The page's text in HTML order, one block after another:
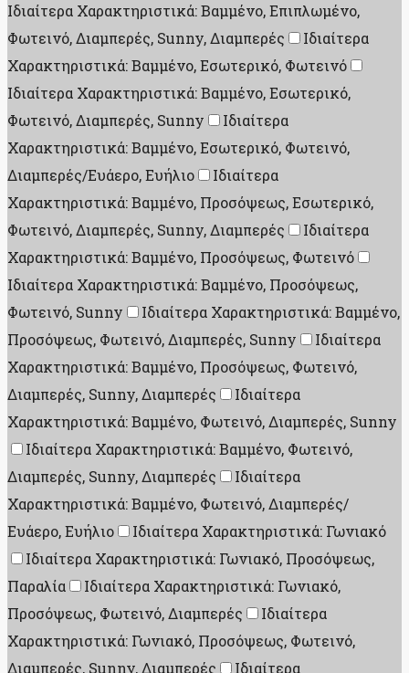
Ιδιαίτερα Χαρακτηριστικά: Βαμμένο, Επιπλωμένο,
Φωτεινό, Διαμπερές, Sunny, Διαμπερές
Ιδιαίτερα
Χαρακτηριστικά: Βαμμένο, Εσωτερικό, Φωτεινό
Ιδιαίτερα Χαρακτηριστικά: Βαμμένο, Εσωτερικό,
Φωτεινό, Διαμπερές, Sunny
Ιδιαίτερα
Χαρακτηριστικά: Βαμμένο, Εσωτερικό, Φωτεινό,
Διαμπερές/Ευάερο, Ευήλιο
Ιδιαίτερα
Χαρακτηριστικά: Βαμμένο, Προσόψεως, Εσωτερικό,
Φωτεινό, Διαμπερές, Sunny, Διαμπερές
Ιδιαίτερα
Χαρακτηριστικά: Βαμμένο, Προσόψεως, Φωτεινό
Ιδιαίτερα Χαρακτηριστικά: Βαμμένο, Προσόψεως,
Φωτεινό, Sunny
Ιδιαίτερα Χαρακτηριστικά: Βαμμένο,
Προσόψεως, Φωτεινό, Διαμπερές, Sunny
Ιδιαίτερα
Χαρακτηριστικά: Βαμμένο, Προσόψεως, Φωτεινό,
Διαμπερές, Sunny, Διαμπερές
Ιδιαίτερα
Χαρακτηριστικά: Βαμμένο, Φωτεινό, Διαμπερές, Sunny
Ιδιαίτερα Χαρακτηριστικά: Βαμμένο, Φωτεινό,
Διαμπερές, Sunny, Διαμπερές
Ιδιαίτερα
Χαρακτηριστικά: Βαμμένο, Φωτεινό, Διαμπερές/
Ευάερο, Ευήλιο
Ιδιαίτερα Χαρακτηριστικά: Γωνιακό
Ιδιαίτερα Χαρακτηριστικά: Γωνιακό, Προσόψεως,
Παραλία
Ιδιαίτερα Χαρακτηριστικά: Γωνιακό,
Προσόψεως, Φωτεινό, Διαμπερές
Ιδιαίτερα
Χαρακτηριστικά: Γωνιακό, Προσόψεως, Φωτεινό,
Διαμπερές, Sunny, Διαμπερές
Ιδιαίτερα